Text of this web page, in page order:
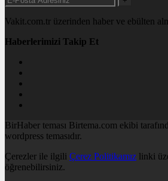
Vakit.com.tr üzerinden haber ve ebülten
Haberlerimizi Takip Et
BirHaber teması Birtema.com ekibi
wordpress temasıdır.
Çerezler ile ilgili Çerez Politikamız linki
öğrenebilirsiniz.